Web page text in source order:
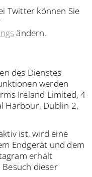
Twitter können Sie
ändern.
des Dienstes
werden
Ireland Limited, 4
Harbour, Dublin 2,
ist, wird eine
Endgerät und dem
erhält
dieser